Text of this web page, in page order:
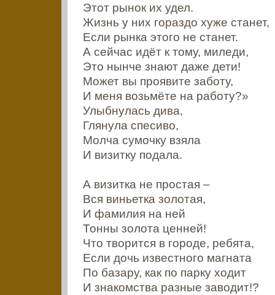
Этот рынок их удел.
Жизнь у них гораздо хуже станет,
Если рынка этого не станет.
А сейчас идёт к тому, миледи,
Это нынче знают даже дети!
Может вы проявите заботу,
И меня возьмёте на работу?»
Улыбнулась дива,
Глянула спесиво,
Молча сумочку взяла
И визитку подала.
А визитка не простая –
Вся виньетка золотая,
И фамилия на ней
Тонны золота ценней!
Что творится в городе, ребята,
Если дочь известного магната
По базару, как по парку ходит
И знакомства разные заводит!?